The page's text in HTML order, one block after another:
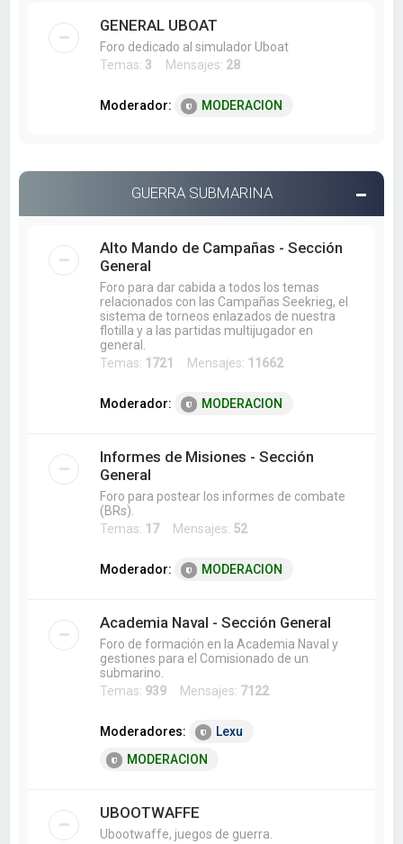
GENERAL UBOAT
Foro dedicado al simulador Uboat
Temas: 3 Mensajes: 28
Moderador: MODERACION
GUERRA SUBMARINA
Alto Mando de Campañas - Sección
General
Foro para dar cabida a todos los temas
relacionados con las Campañas Seekrieg, el
sistema de torneos enlazados de nuestra
flotilla y a las partidas multijugador en
general.
Temas: 1721 Mensajes: 11662
Moderador: MODERACION
Informes de Misiones - Sección
General
Foro para postear los informes de combate
(BRs).
Temas: 17Mensajes: 52
Moderador: MODERACION
Academia Naval - Sección General
Foro de formación en la Academia Naval y
gestiones para el Comisionado de un
submarino.
Temas: 939 Mensajes: 7122
Moderadores:
Lexu
MODERACION
UBOOTWAFFE
Ubootwaffe, juegos de guerra.